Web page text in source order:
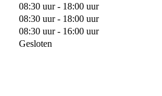
08:30 uur - 18:00 uur
08:30 uur - 18:00 uur
08:30 uur - 16:00 uur
Gesloten